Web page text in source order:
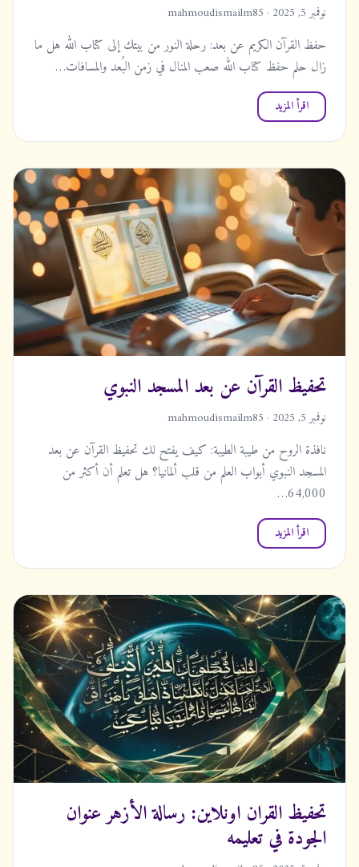
نوفمبر 5, 2025 · mahmoudismailm85
حفظ القرآن الكريم عن بعد: رحلة النور من بيتك إلى كتاب الله هل ما
زال حلم حفظ كتاب الله صعب المنال في زمن البُعد والمسافات…
اقرأ المزيد
تحفيظ القرآن عن بعد المسجد النبوي
نوفمبر 5, 2025 · mahmoudismailm85
نافذة الروح من طيبة الطيبة: كيف يفتح لك تحفيظ القرآن عن بعد
المسجد النبوي أبواب العلم من قلب ألمانيا؟ هل تعلم أن أكثر من
64,000…
اقرأ المزيد
تحفيظ القران اونلاين: رسالة الأزهر عنوان
الجودة في تعليمه